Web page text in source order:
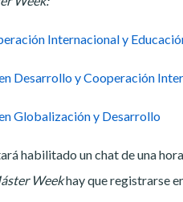
Internacional y
Desarrollo y Cooperación
Globalización y Desarrollo
habilitado un chat de una
Weekhay que registrarse